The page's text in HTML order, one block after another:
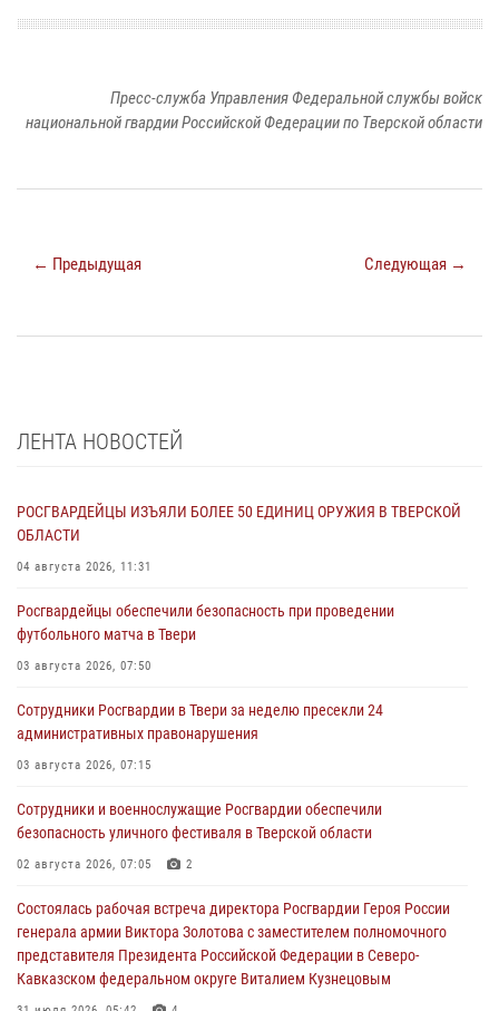
Пресс-служба Управления Федеральной службы войск
национальной гвардии Российской Федерации по Тверской области
← Предыдущая Следующая →
ЛЕНТА НОВОСТЕЙ
РОСГВАРДЕЙЦЫ ИЗЪЯЛИ БОЛЕЕ 50 ЕДИНИЦ ОРУЖИЯ В ТВЕРСКОЙ
ОБЛАСТИ
04 августа 2026, 11:31
Росгвардейцы обеспечили безопасность при проведении
футбольного матча в Твери
03 августа 2026, 07:50
Сотрудники Росгвардии в Твери за неделю пресекли 24
административных правонарушения
03 августа 2026, 07:15
Сотрудники и военнослужащие Росгвардии обеспечили
безопасность уличного фестиваля в Тверской области
02 августа 2026, 07:05 2
Состоялась рабочая встреча директора Росгвардии Героя России
генерала армии Виктора Золотова с заместителем полномочного
представителя Президента Российской Федерации в Северо-
Кавказском федеральном округе Виталием Кузнецовым